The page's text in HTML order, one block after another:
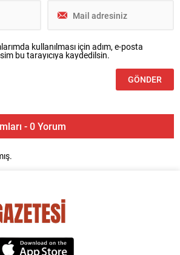
kullanılması için adım, e-posta
bu tarayıcıya kaydedilsin.
- 0 Yorum